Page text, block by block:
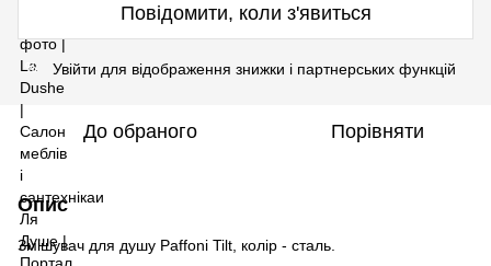
Повідомити, коли з'явиться
% Увійти для відображення знижки і партнерських функцій
До обраного Порівняти
Опис
Змішувач для душу Paffoni Tilt, колір - сталь.